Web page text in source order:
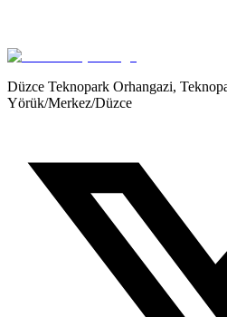
Google Play
Düzce Teknopark Orhangazi,
Yörük/Merkez/Düzce